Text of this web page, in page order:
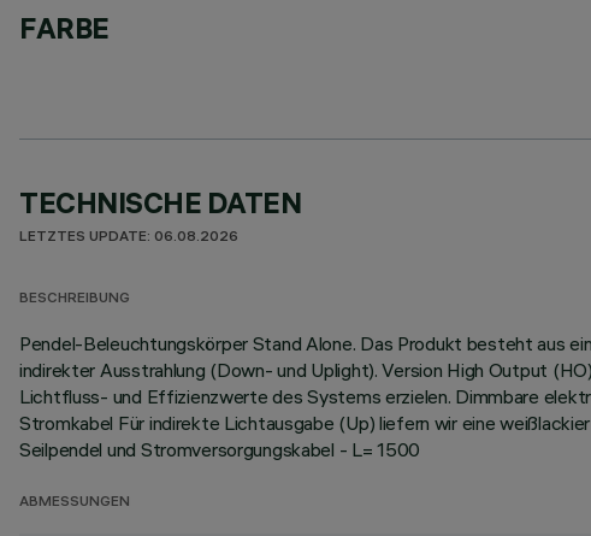
FARBE
TECHNISCHE DATEN
LETZTES UPDATE: 06.08.2026
BESCHREIBUNG
Pendel-Beleuchtungskörper Stand Alone. Das Produkt besteht aus
indirekter Ausstrahlung (Down- und Uplight). Version High Output
Lichtfluss- und Effizienzwerte des Systems erzielen. Dimmbare
Stromkabel Für indirekte Lichtausgabe (Up) liefern wir eine
Seilpendel und Stromversorgungskabel - L= 1500
ABMESSUNGEN